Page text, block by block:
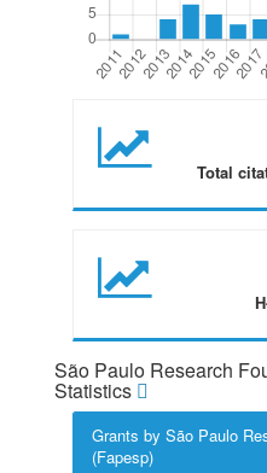
Total
São Paulo Research
Statistics
Grants by São Paulo
(Fapesp)